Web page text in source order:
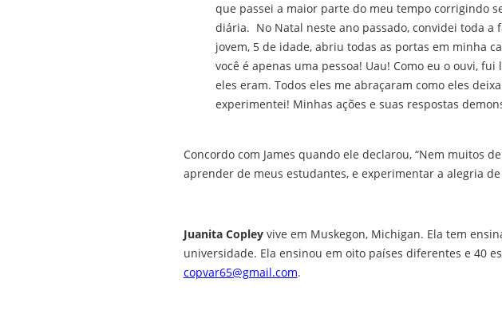
que passei a maior parte do meu tempo corrigindo
diária. No Natal neste ano passado, convidei toda
jovem, 5 de idade, abriu todas as portas em minha
você é apenas uma pessoa! Uau! Como eu o ouvi,
eles eram. Todos eles me abraçaram como eles
experimentei! Minhas ações e suas respostas
Concordo com James quando ele declarou, “Nem muitos
aprender de meus estudantes, e experimentar a alegria
Juanita Copley vive em Muskegon, Michigan. Ela tem
universidade. Ela ensinou em oito países diferentes e 40
copvar65@gmail.com.